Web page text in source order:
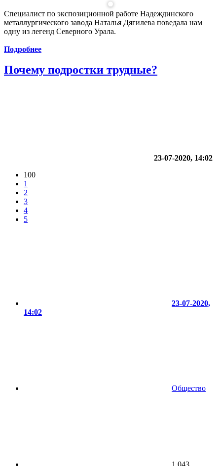
Cпециалист по экспозиционной работе Надеждинского
металлургического завода Наталья Дягилева поведала нам
одну из легенд Северного Урала.
Подробнее
Почему подростки трудные?
23-07-2020, 14:02
100
1
2
3
4
5
23-07-2020,
14:02
Общество